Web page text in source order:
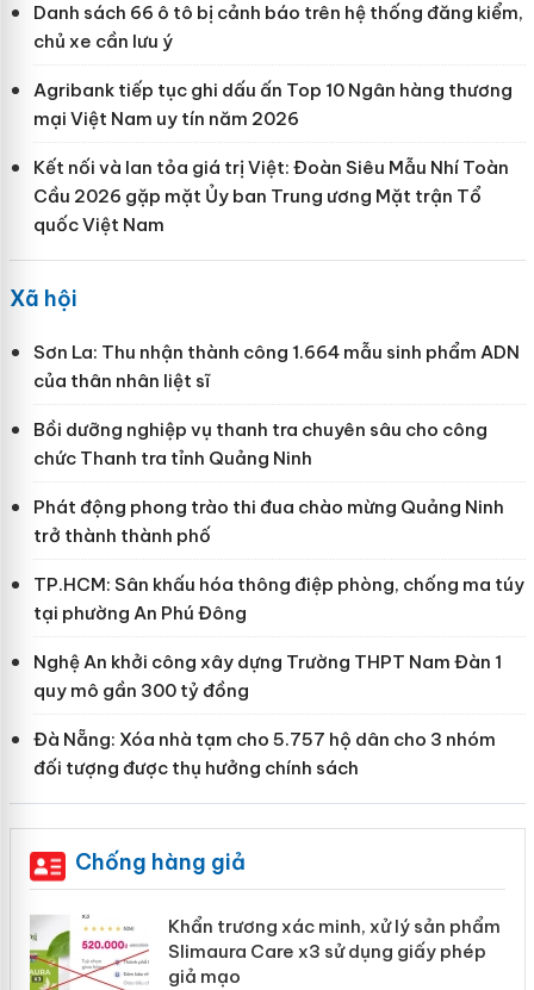
Danh sách 66 ô tô bị cảnh báo trên hệ thống đăng kiểm,
chủ xe cần lưu ý
Agribank tiếp tục ghi dấu ấn Top 10 Ngân hàng thương
mại Việt Nam uy tín năm 2026
Kết nối và lan tỏa giá trị Việt: Đoàn Siêu Mẫu Nhí Toàn
Cầu 2026 gặp mặt Ủy ban Trung ương Mặt trận Tổ
quốc Việt Nam
Xã hội
Sơn La: Thu nhận thành công 1.664 mẫu sinh phẩm ADN
của thân nhân liệt sĩ
Bồi dưỡng nghiệp vụ thanh tra chuyên sâu cho công
chức Thanh tra tỉnh Quảng Ninh
Phát động phong trào thi đua chào mừng Quảng Ninh
trở thành thành phố
TP.HCM: Sân khấu hóa thông điệp phòng, chống ma túy
tại phường An Phú Đông
Nghệ An khởi công xây dựng Trường THPT Nam Đàn 1
quy mô gần 300 tỷ đồng
Đà Nẵng: Xóa nhà tạm cho 5.757 hộ dân cho 3 nhóm
đối tượng được thụ hưởng chính sách
Chống hàng giả
Khẩn trương xác minh, xử lý sản phẩm
Slimaura Care x3 sử dụng giấy phép
giả mạo